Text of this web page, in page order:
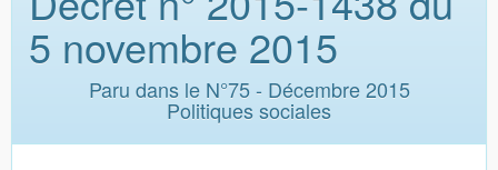
5 novembre 2015
Paru dans le N°75 - Décembre 2015
Politiques sociales